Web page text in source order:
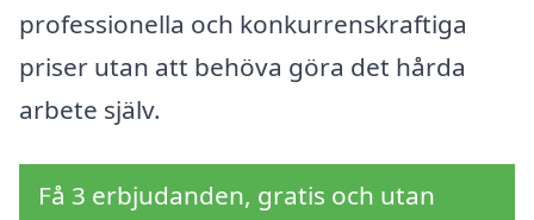
professionella och konkurrenskraftiga
priser utan att behöva göra det hårda
arbete själv.
Få 3 erbjudanden, gratis och utan